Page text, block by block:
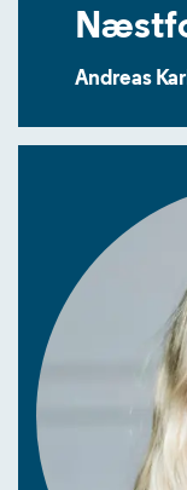
Andreas